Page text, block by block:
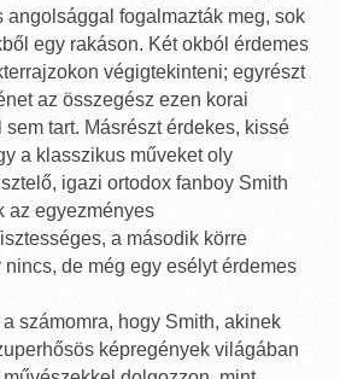
angolsággal fogalmazták meg, sok
egy rakáson. Két okból érdemes
végigtekinteni; egyrészt
az összegész ezen korai
tart. Másrészt érdekes, kissé
a klasszikus műveket oly
igazi ortodox fanboy Smith
az egyezményes
a második körre
de még egy esélyt érdemes
számomra, hogy Smith, akinek
képregények világában